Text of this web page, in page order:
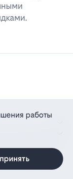
работы
принять